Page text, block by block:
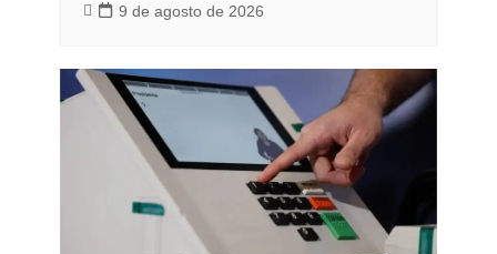
9 de agosto de 2026